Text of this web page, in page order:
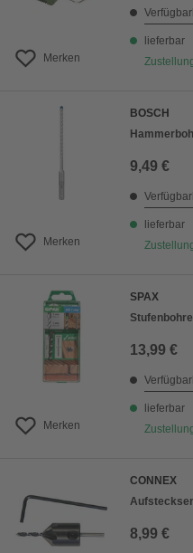
Merken
lieferbar
Merken
BOSCH
9,49 €
lieferbar
Merken
SPAX
13,99 €
lieferbar
CONNEX
8,99 €